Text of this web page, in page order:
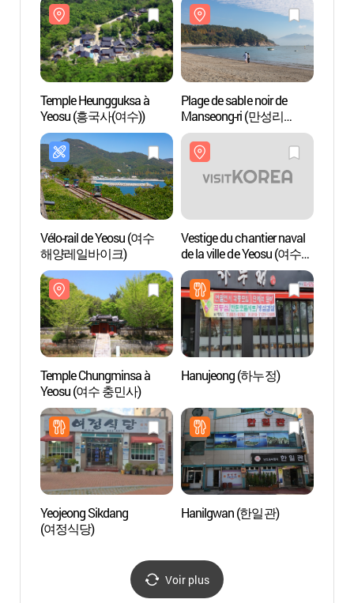
Temple Heungguksa à
Yeosu (흥국사(여수))
Plage de sable noir de
Manseong-ri (만성리
검은모래해변)
Vélo-rail de Yeosu (여수
해양레일바이크)
Vestige du chantier naval
de la ville de Yeosu (여수
선소유적)
Temple Chungminsa à
Yeosu (여수 충민사)
Hanujeong (하누정)
Yeojeong Sikdang
(여정식당)
Hanilgwan (한일관)
Voir plus